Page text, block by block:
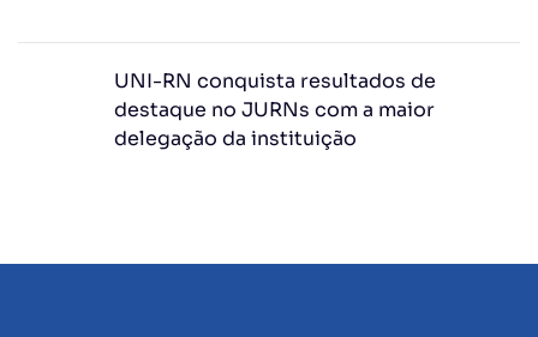
UNI-RN conquista resultados de
destaque no JURNs com a maior
delegação da instituição